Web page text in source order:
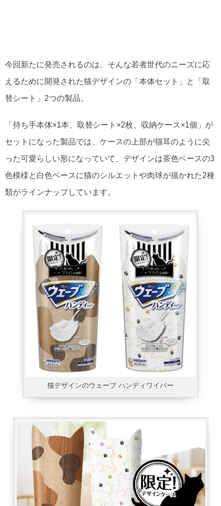
今回新たに発売されるのは、そんな若者世代のニーズに応
えるために開発された猫デザインの「本体セット」と「取
替シート」2つの製品。
「持ち手本体×1本、取替シート×2枚、収納ケース×1個」が
セットになった製品では、ケースの上部が猫耳のように尖
った可愛らしい形になっていて、デザインは茶色ベースの3
色模様と白色ベースに猫のシルエットや肉球が描かれた2種
類がラインナップしています。
猫デザインのウェーブ ハンディワイパー